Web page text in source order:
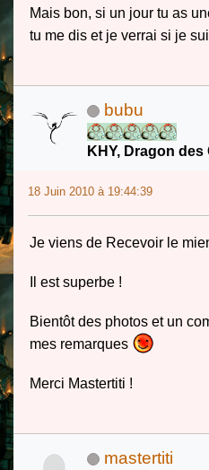
Mais bon, si un jour tu as
tu me dis et je verrai si je
bubu
KHY, Dragon des
18 Juin 2010 à 19:44:39
Je viens de Recevoir le
Il est superbe !
Bientôt des photos et un
mes remarques
Merci Mastertiti !
mastertiti